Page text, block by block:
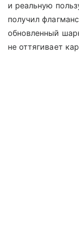
и реальную
получил
обновленный
не оттягивает